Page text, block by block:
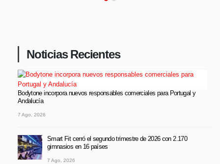
Noticias Recientes
Bodytone incorpora nuevos responsables comerciales para Portugal y
Andalucía
7 Ago, 2026
Smart Fit cerró el segundo trimestre de 2026 con 2.170
gimnasios en 16 países
7 Ago, 2026